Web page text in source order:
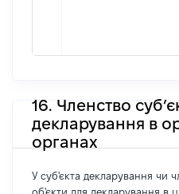
16. Членство
декларування в
органах
У суб'єкта декларування чи
об'єкти для декларування в